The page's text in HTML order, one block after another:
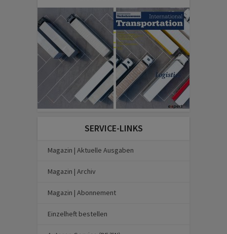
SERVICE-LINKS
Magazin | Aktuelle Ausgaben
Magazin | Archiv
Magazin | Abonnement
Einzelheft bestellen